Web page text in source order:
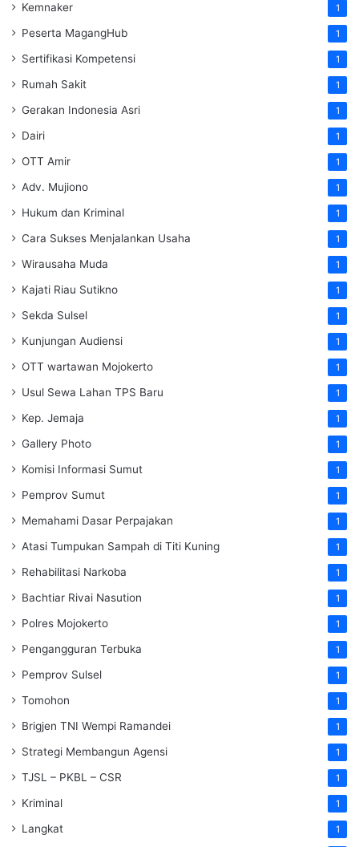
Kemnaker 1
Peserta MagangHub 1
Sertifikasi Kompetensi 1
Rumah Sakit 1
Gerakan Indonesia Asri 1
Dairi 1
OTT Amir 1
Adv. Mujiono 1
Hukum dan Kriminal 1
Cara Sukses Menjalankan Usaha 1
Wirausaha Muda 1
Kajati Riau Sutikno 1
Sekda Sulsel 1
Kunjungan Audiensi 1
OTT wartawan Mojokerto 1
Usul Sewa Lahan TPS Baru 1
Kep. Jemaja 1
Gallery Photo 1
Komisi Informasi Sumut 1
Pemprov Sumut 1
Memahami Dasar Perpajakan 1
Atasi Tumpukan Sampah di Titi Kuning 1
Rehabilitasi Narkoba 1
Bachtiar Rivai Nasution 1
Polres Mojokerto 1
Pengangguran Terbuka 1
Pemprov Sulsel 1
Tomohon 1
Brigjen TNI Wempi Ramandei 1
Strategi Membangun Agensi 1
TJSL – PKBL – CSR 1
Kriminal 1
Langkat 1